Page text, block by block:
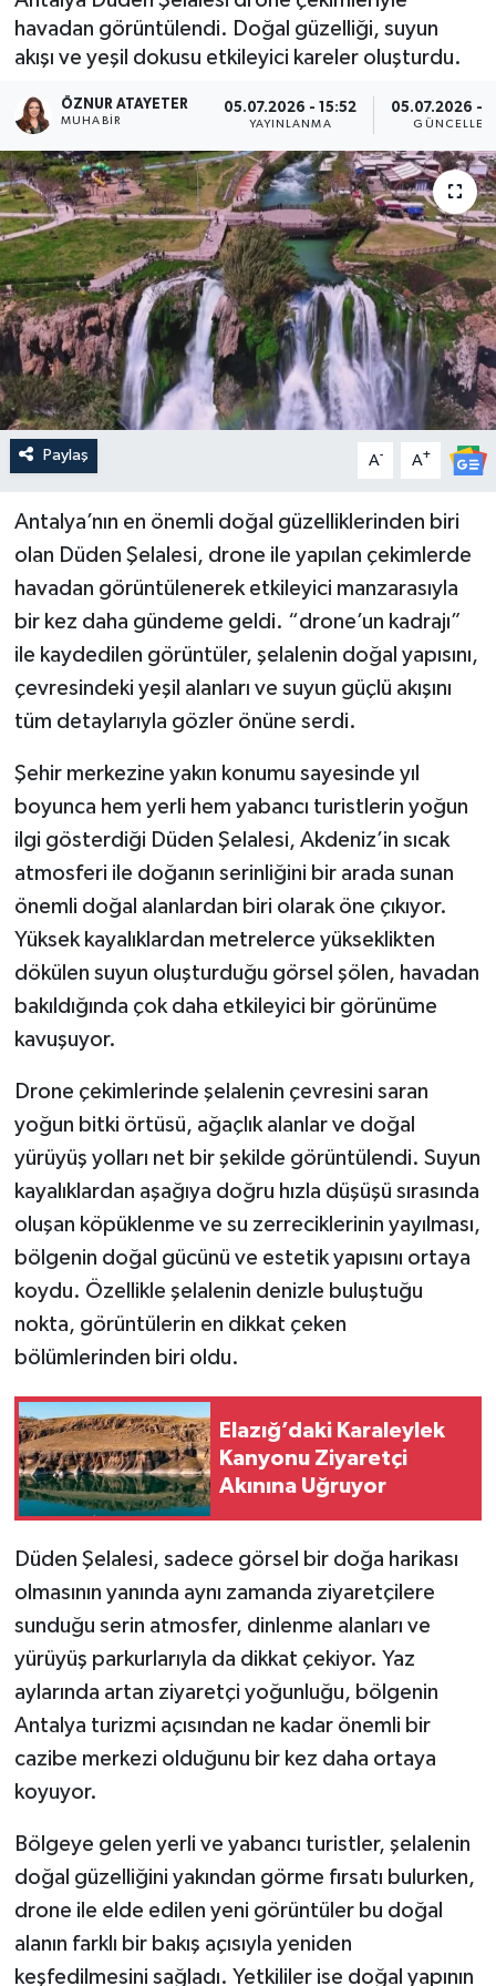
havadan görüntülendi. Doğal güzelliği, suyun
akışı ve yeşil dokusu etkileyici kareler oluşturdu.
ÖZNUR ATAYETER
MUHABIR
05.07.2026 - 15:52
YAYINLANMA
05.07.2026 -
Paylaş A- A+
Antalya’nın en önemli doğal güzelliklerinden biri
olan Düden Şelalesi, drone ile yapılan çekimlerde
havadan görüntülenerek etkileyici manzarasıyla
bir kez daha gündeme geldi. “drone’un kadrajı”
ile kaydedilen görüntüler, şelalenin doğal yapısını,
çevresindeki yeşil alanları ve suyun güçlü akışını
tüm detaylarıyla gözler önüne serdi.
Şehir merkezine yakın konumu sayesinde yıl
boyunca hem yerli hem yabancı turistlerin yoğun
ilgi gösterdiği Düden Şelalesi, Akdeniz’in sıcak
atmosferi ile doğanın serinliğini bir arada sunan
önemli doğal alanlardan biri olarak öne çıkıyor.
Yüksek kayalıklardan metrelerce yükseklikten
dökülen suyun oluşturduğu görsel şölen, havadan
bakıldığında çok daha etkileyici bir görünüme
kavuşuyor.
Drone çekimlerinde şelalenin çevresini saran
yoğun bitki örtüsü, ağaçlık alanlar ve doğal
yürüyüş yolları net bir şekilde görüntülendi. Suyun
kayalıklardan aşağıya doğru hızla düşüşü sırasında
oluşan köpüklenme ve su zerreciklerinin yayılması,
bölgenin doğal gücünü ve estetik yapısını ortaya
koydu. Özellikle şelalenin denizle buluştuğu
nokta, görüntülerin en dikkat çeken
bölümlerinden biri oldu.
Elazığ’daki Karaleylek
Kanyonu Ziyaretçi
Akınına Uğruyor
Düden Şelalesi, sadece görsel bir doğa harikası
olmasının yanında aynı zamanda ziyaretçilere
sunduğu serin atmosfer, dinlenme alanları ve
yürüyüş parkurlarıyla da dikkat çekiyor. Yaz
aylarında artan ziyaretçi yoğunluğu, bölgenin
Antalya turizmi açısından ne kadar önemli bir
cazibe merkezi olduğunu bir kez daha ortaya
koyuyor.
Bölgeye gelen yerli ve yabancı turistler, şelalenin
doğal güzelliğini yakından görme fırsatı bulurken,
drone ile elde edilen yeni görüntüler bu doğal
alanın farklı bir bakış açısıyla yeniden
keşfedilmesini sağladı. Yetkililer ise doğal yapının